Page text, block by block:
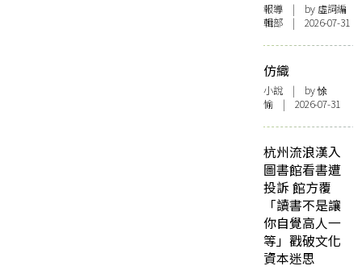
報導 | by 虛詞編
輯部 | 2026-07-31
仿織
小說 | by 悇
愉 | 2026-07-31
杭州流浪漢入
圖書館看書遭
投訴 館方覆
「讀書不是讓
你自覺高人一
等」戳破文化
資本迷思